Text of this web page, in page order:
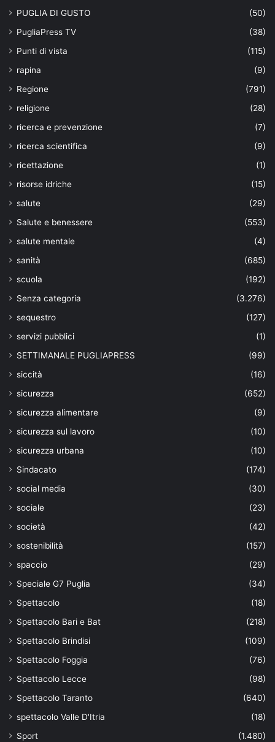
PUGLIA DI GUSTO
(50)
PugliaPress TV
(38)
Punti di vista
(115)
rapina
(9)
Regione
(791)
religione
(28)
ricerca e prevenzione
(7)
ricerca scientifica
(9)
ricettazione
(1)
risorse idriche
(15)
salute
(29)
Salute e benessere
(553)
salute mentale
(4)
sanità
(685)
scuola
(192)
Senza categoria
(3.276)
sequestro
(127)
servizi pubblici
(1)
SETTIMANALE PUGLIAPRESS
(99)
siccità
(16)
sicurezza
(652)
sicurezza alimentare
(9)
sicurezza sul lavoro
(10)
sicurezza urbana
(10)
Sindacato
(174)
social media
(30)
sociale
(23)
società
(42)
sostenibilità
(157)
spaccio
(29)
Speciale G7 Puglia
(34)
Spettacolo
(18)
Spettacolo Bari e Bat
(218)
Spettacolo Brindisi
(109)
Spettacolo Foggia
(76)
Spettacolo Lecce
(98)
Spettacolo Taranto
(640)
spettacolo Valle D'Itria
(18)
Sport
(1.480)